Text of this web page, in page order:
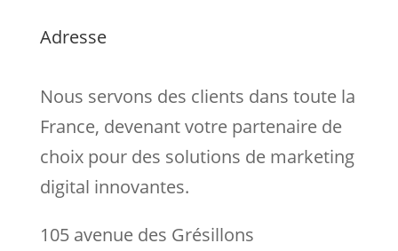
Adresse
Nous servons des clients dans toute la
France, devenant votre partenaire de
choix pour des solutions de marketing
digital innovantes.
105 avenue des Grésillons